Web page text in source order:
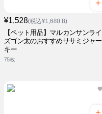
¥1,528(税込¥1,680.8)
【ペット用品】マルカンサンライ
ズゴン太のおすすめササミジャー
キー
75枚